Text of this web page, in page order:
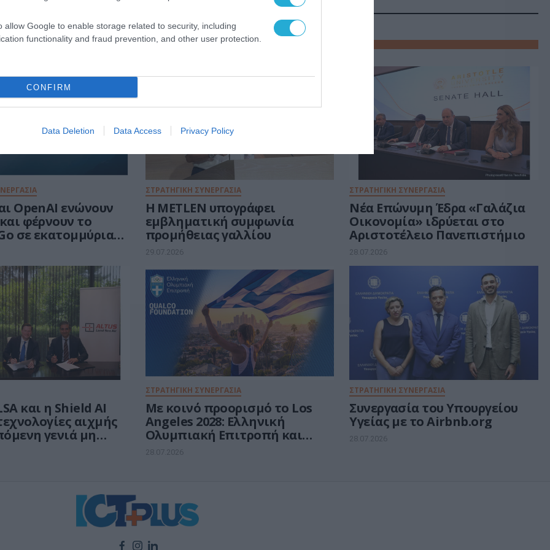
allow Google to enable storage related to security, including
functionality and fraud prevention, and other user protection.
CONFIRM
Data Deletion Data Access Privacy Policy
OpenAI ενώνουν
φέρνουν το
σε εκατομμύρια
ΣΤΡΑΤΗΓΙΚΗ ΣΥΝΕΡΓΑΣΙΑ
Η METLEN υπογράφει
εμβληματική συμφωνία
προμήθειας γαλλίου
29.07.2026
ΣΤΡΑΤΗΓΙΚΗ ΣΥΝΕΡΓΑΣΙΑ
Νέα Επώνυμη Έδρα «Γαλάζια
Οικονομία» ιδρύεται στο
Αριστοτέλειο Πανεπιστήμιο
28.07.2026
και η Shield AI
αιχμής
γενιά μη
συστημάτων
ΣΤΡΑΤΗΓΙΚΗ ΣΥΝΕΡΓΑΣΙΑ
Με κοινό προορισμό το Los
Angeles 2028: Ελληνική
Ολυμπιακή Επιτροπή και
Qualco Foundation
28.07.2026
ΣΤΡΑΤΗΓΙΚΗ ΣΥΝΕΡΓΑΣΙΑ
Συνεργασία του Υπουργείου
Υγείας με το Airbnb.org
28.07.2026